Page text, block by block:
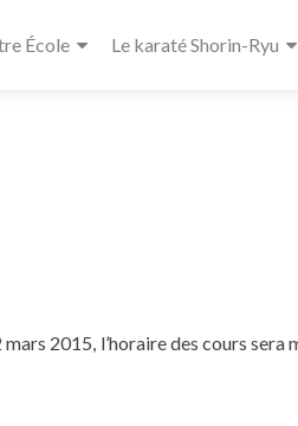
École Le karaté Shorin-Ryu
2015, l’horaire des cours sera